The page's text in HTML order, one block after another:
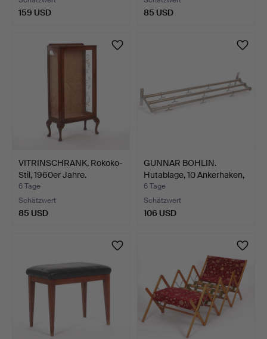
159 USD 85 USD
VITRINSCHRANK, Rokoko-
Stil, 1960er Jahre.
6 Tage
Schätzwert
85 USD
GUNNAR BOHLIN.
Hutablage, 10 Ankerhaken,
"…
6 Tage
Schätzwert
106 USD